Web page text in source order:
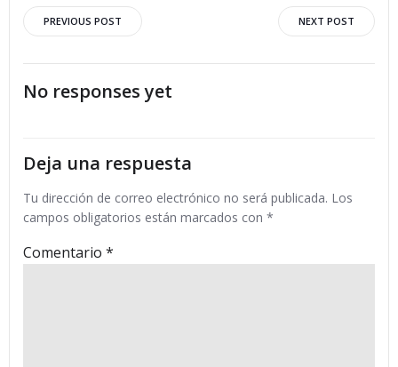
Navegación
por
las
entradas
PREVIOUS POST
Navegación
por
NEXT POST
No responses yet
Deja una respuesta
Tu dirección de correo electrónico no será publicada. Los
campos obligatorios están marcados con *
Comentario *